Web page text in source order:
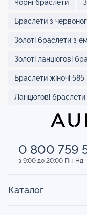
Чорні браслети
Браслети з
Золоті браслети з
Золоті ланцюгові
Браслети жіночі
Ланцюгові браслети
0 800 759
з 9:00 до 20:00 Пн-Нд
Каталог